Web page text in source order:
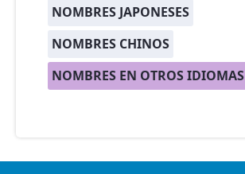
NOMBRES JAPONESES
NOMBRES CHINOS
NOMBRES EN OTROS IDIOMAS